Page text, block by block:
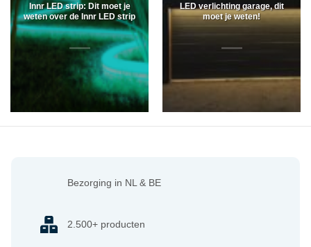
Innr LED strip: Dit moet je
weten over de Innr LED strip
LED verlichting garage, dit
moet je weten!
Bezorging in NL & BE
2.500+ producten